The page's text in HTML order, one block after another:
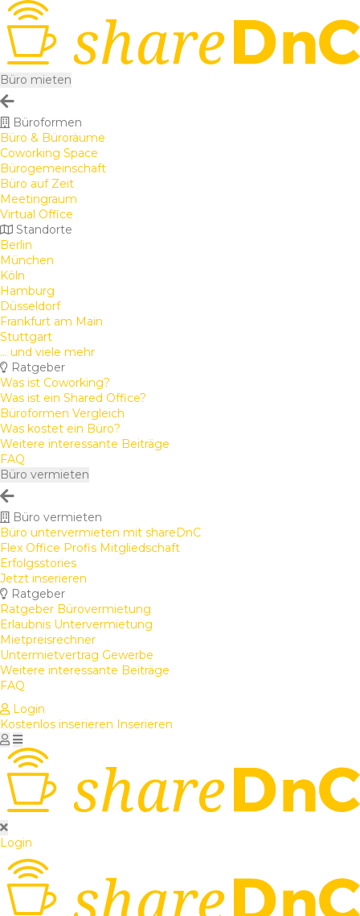
Büro mieten
Büroformen
Büro & Büroräume
Coworking Space
Bürogemeinschaft
Büro auf Zeit
Meetingraum
Virtual Office
Standorte
Berlin
München
Köln
Hamburg
Düsseldorf
Frankfurt am Main
Stuttgart
... und viele mehr
Ratgeber
Was ist Coworking?
Was ist ein Shared Office?
Büroformen Vergleich
Was kostet ein Büro?
Weitere interessante Beiträge
FAQ
Büro vermieten
Büro vermieten
Büro untervermieten mit shareDnC
Flex Office Profis Mitgliedschaft
Erfolgsstories
Jetzt inserieren
Ratgeber
Ratgeber Bürovermietung
Erlaubnis Untervermietung
Mietpreisrechner
Untermietvertrag Gewerbe
Weitere interessante Beiträge
FAQ
Login
Kostenlos inserieren Inserieren
Login